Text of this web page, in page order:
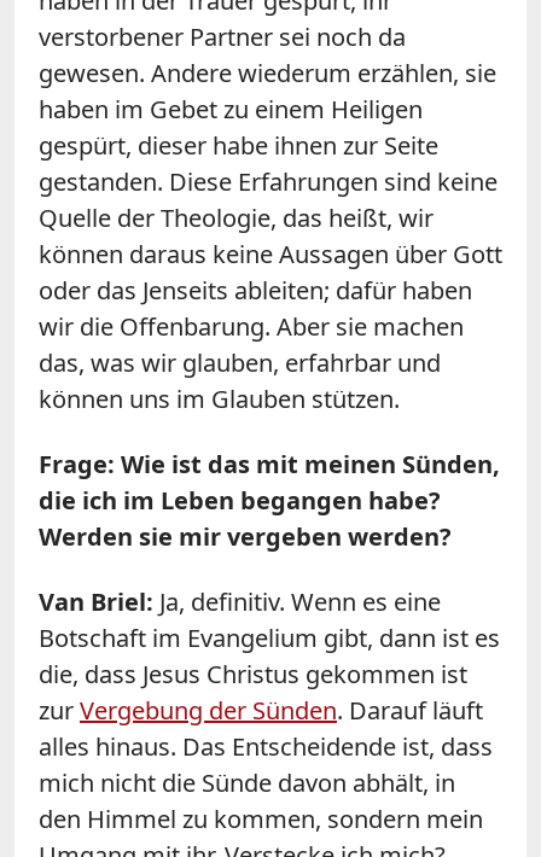
verstorbener Partner sei noch da
gewesen. Andere wiederum erzählen, sie
haben im Gebet zu einem Heiligen
gespürt, dieser habe ihnen zur Seite
gestanden. Diese Erfahrungen sind keine
Quelle der Theologie, das heißt, wir
können daraus keine Aussagen über Gott
oder das Jenseits ableiten; dafür haben
wir die Offenbarung. Aber sie machen
das, was wir glauben, erfahrbar und
können uns im Glauben stützen.
Frage: Wie ist das mit meinen Sünden,
die ich im Leben begangen habe?
Werden sie mir vergeben werden?
Van Briel: Ja, definitiv. Wenn es eine
Botschaft im Evangelium gibt, dann ist es
die, dass Jesus Christus gekommen ist
zurVergebung der Sünden. Darauf läuft
alles hinaus. Das Entscheidende ist, dass
mich nicht die Sünde davon abhält, in
den Himmel zu kommen, sondern mein